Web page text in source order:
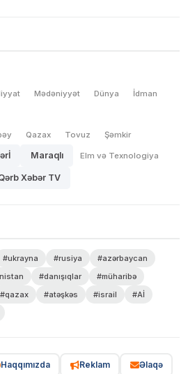
Mədəniyyət Dünya İdman
Qazax Tovuz Şəmkir
Maraqlı Elm və Texnologiya
Xəbər TV
#ukrayna #rusiya
#azərbaycan
#danışıqlar
#müharibə
#qazax #atəşkəs #israil
#Aİ
Haqqımızda Reklam Əlaqə